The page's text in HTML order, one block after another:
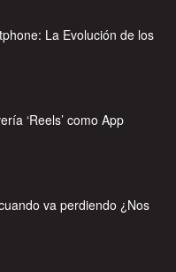
La Evolución de los
‘Reels’ como App
va perdiendo ¿Nos